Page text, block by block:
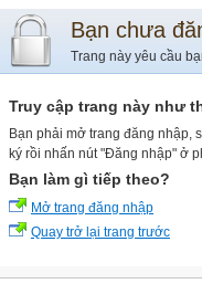
Bạn chưa
Trang này yêu cầu
Truy cập trang này như
Bạn phải mở trang đăng nhập,
ký rồi nhấn nút "Đăng nhập" ở
Bạn làm gì tiếp theo?
Mở trang đăng nhập
Quay trở lại trang trước